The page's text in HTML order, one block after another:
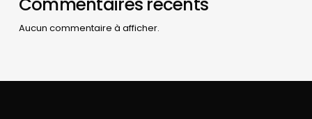
Aucun commentaire à afficher.